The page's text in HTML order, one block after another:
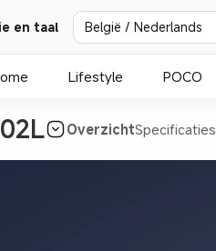
en taal België / Nederlands
Lifestyle POCO
OverzichtSpecificaties